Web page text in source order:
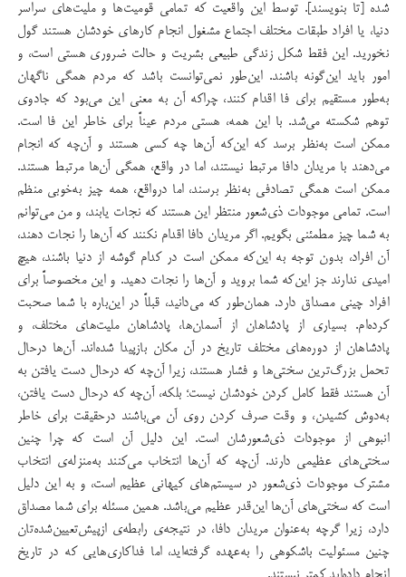
شده [تا بنویسند]. توسط این واقعیت که تمامی قومیت‌ها و ملیت‌های سراسر
دنیا، یا افراد طبقات مختلف اجتماع مشغول انجام کارهای خودشان هستند گول
نخورید. این فقط شکل زندگی طبیعی بشریت و حالت ضروری هستی است، و
امور باید این‌گونه باشند. این‌طور نمی‌توانست باشد که مردم همگی ناگهان
به‌طور مستقیم برای فا اقدام کنند، چراکه آن به معنی این می‌بود که جادوی
توهم ‌شکسته می‌شد. با این همه، هستی مردم عیناً برای خاطر این فا است.
ممکن است به‌نظر برسد که این‌که آن‌ها چه کسی هستند و آن‌چه که انجام
می‌دهند با مریدان دافا مرتبط نیستند، اما در واقع، همگی آن‌ها مرتبط هستند.
ممکن است همگی تصادفی به‌نظر برسند، اما درواقع، همه چیز به‌خوبی منظم
است. تمامی موجودات ذی‌شعور منتظر این هستند که نجات یابند، و من می‌توانم
به شما چیز مطمئنی بگویم. اگر مریدان دافا اقدام نکنند که آن‌ها را نجات دهند،
آن افراد، بدون توجه به این‌که ممکن است در کدام گوشه از دنیا باشند، هیچ
امیدی ندارند جز این‌که شما بروید و آن‌ها را نجات دهید. و این مخصوصاً برای
افراد چینی مصداق دارد. همان‌طور که می‌دانید، قبلاً در این‌باره با شما صحبت
کرده‌ام. بسیاری از پادشاهان از آسمان‌ها، پادشاهان ملیت‌های مختلف، و
پادشاهان از دوره‌های مختلف تاریخ در آن مکان بازپیدا شده‌اند. آن‌ها درحال
تحمل بزرگ‌ترین سختی‌ها و فشار هستند، زیرا آن‌چه که درحال دست یافتن به
آن هستند فقط کامل کردن خودشان نیست؛ بلکه، آن‌چه که درحال دست‌ یافتن،
به‌دوش کشیدن، و وقت صرف کردن روی آن می‌باشند درحقیقت برای خاطر
انبوهی از موجودات ذی‌شعورشان است. این دلیل آن است که چرا چنین
سختی‌های عظیمی دارند. آن‌چه که آن‌ها انتخاب می‌کنند به‌منزله‌ی انتخاب
مشترک موجودات ذی‌شعور در سیستم‌های کیهانی عظیم است،‌ و به این دلیل
است که سختی‌های آن‌ها این‌قدر عظیم می‌باشد. همین مسئله برای شما مصداق
دارد، زیرا گرچه به‌عنوان مریدان دافا، در نتیجه‌ی رابطه‌ی ازپیش‌تعیین‌شده‌تان
چنین مسئولیت باشکوهی را به‌عهده گرفته‌اید، اما فداکاری‌هایی که در تاریخ